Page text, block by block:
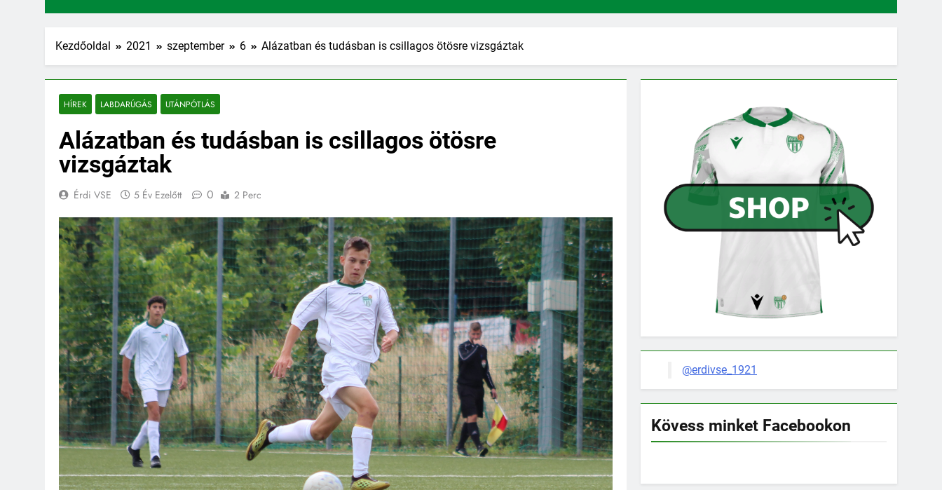
Kezdőoldal 2021 szeptember 6 Alázatban és tudásban is csillagos ötösre vizsgáztak
HÍREK LABDARÚGÁS UTÁNPÓTLÁS
Alázatban és tudásban is csillagos ötösre
vizsgáztak
Érdi VSE 5 Év Ezelőtt 0 2 Perc
@erdivse_1921
Kövess minket Facebookon